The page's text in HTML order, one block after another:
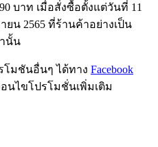
บาท เมื่อสั่งซื้อตั้งแต่วันที่ 11
ยน 2565 ที่ร้านค้าอย่างเป็น
นั้น
โมชันอื่นๆ ได้ทาง Facebook
นไขโปรโมชั่นเพิ่มเติม